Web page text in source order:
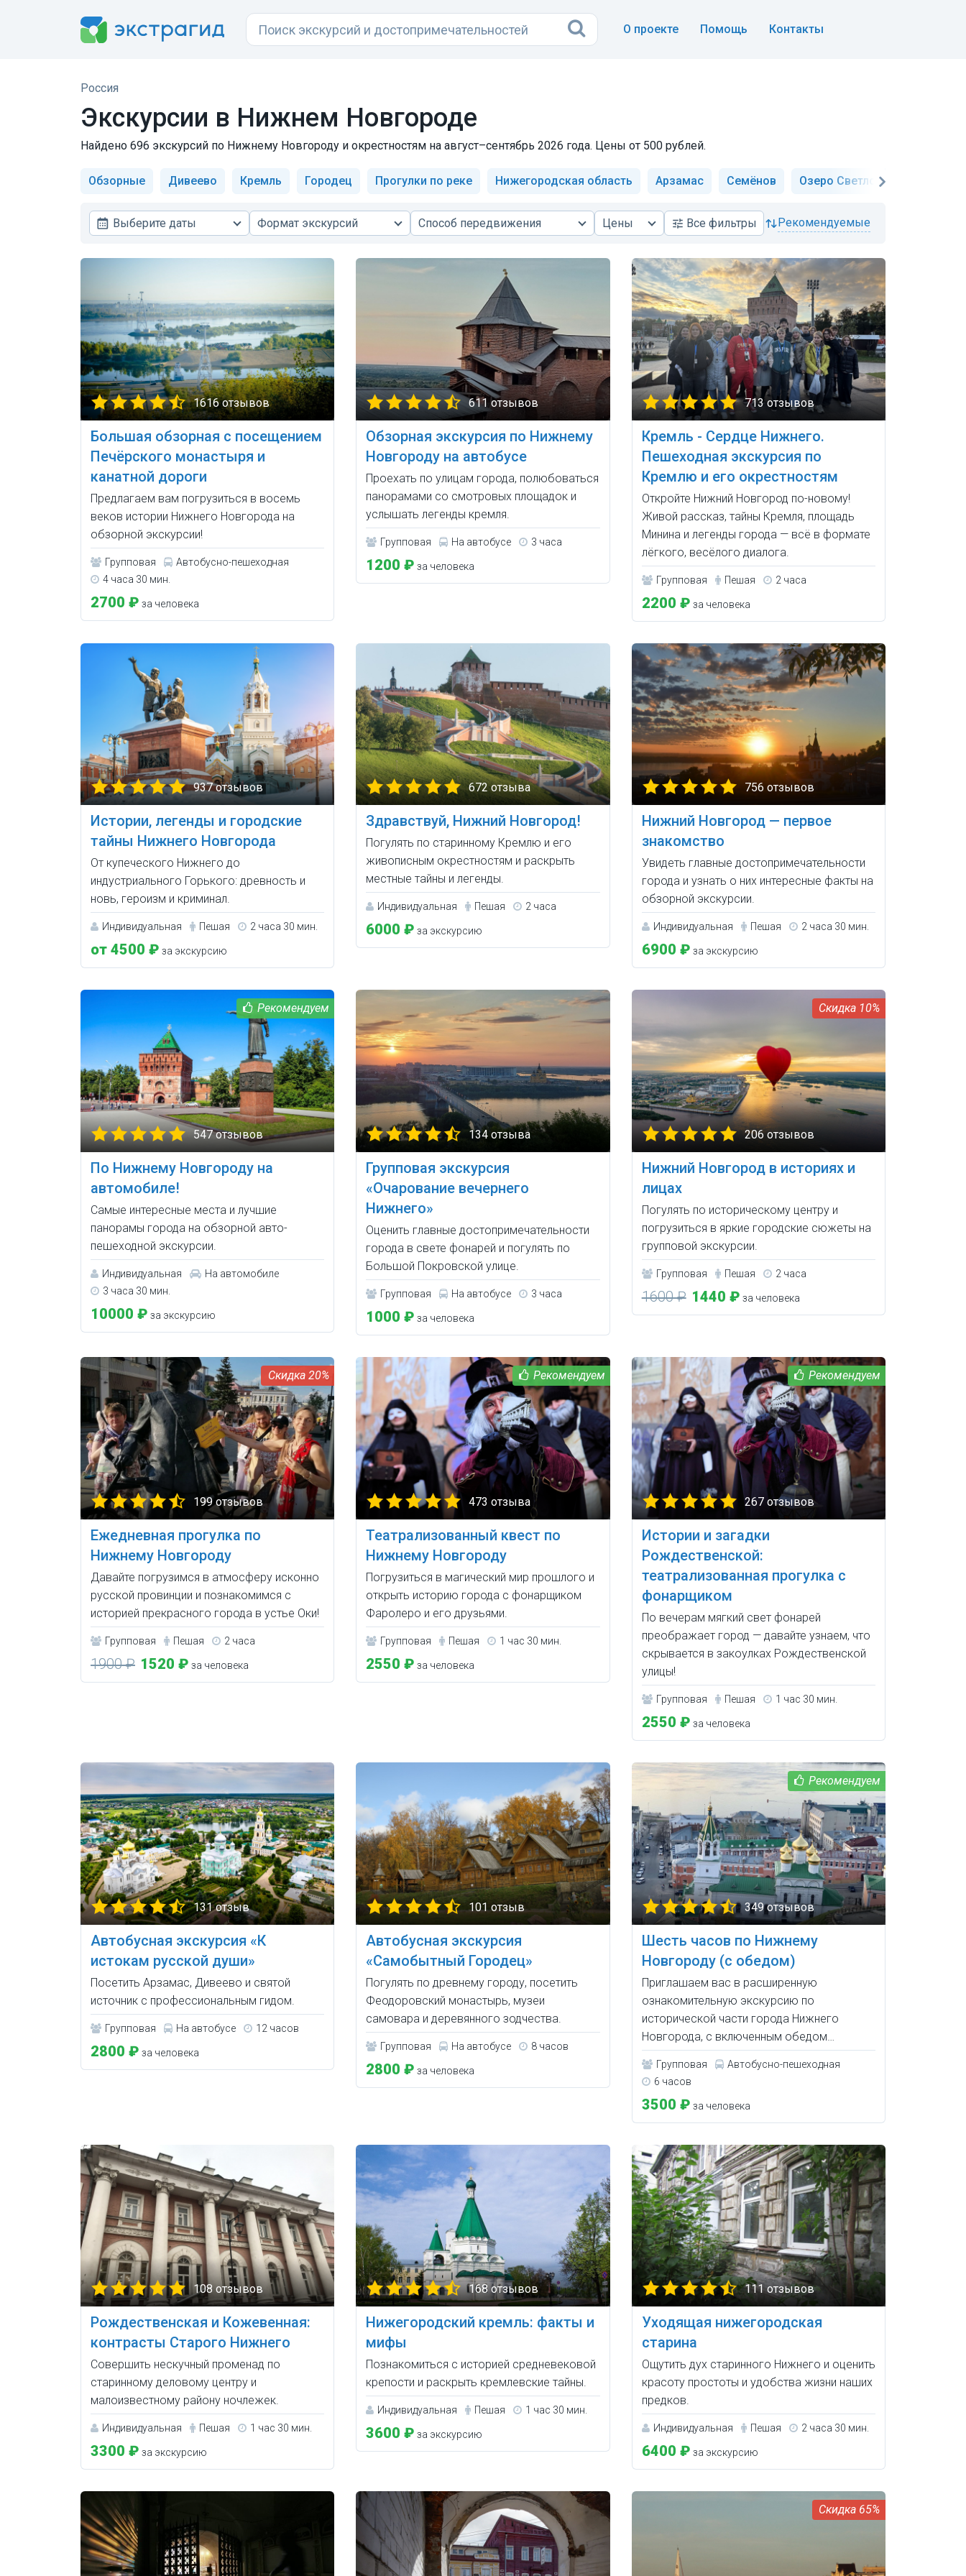
О проекте Помощь Контакты
Россия
Экскурсии в Нижнем Новгороде
Найдено 696 экскурсий по Нижнему Новгороду и окрестностям на август–сентябрь 2026 года. Цены от 500 рублей.
Обзорные Дивеево Кремль Городец Прогулки по реке Нижегородская область Арзамас Семёнов Озеро Светлояр
Выберите даты Формат экскурсий Способ передвижения Цены Всефильтры рекомендуемые
1616 отзывов
Большая обзорная с посещением
Печёрского монастыря и
канатной дороги
Предлагаем вам погрузиться в восемь
веков истории Нижнего Новгорода на
обзорной экскурсии!
Групповая
Автобусно-пешеходная
4 часа 30 мин.
2700 ₽ за человека
611 отзывов
Обзорная экскурсия по Нижнему
Новгороду на автобусе
Проехать по улицам города, полюбоваться
панорамами со смотровых площадок и
услышать легенды кремля.
Групповая На автобусе 3 часа
1200 ₽ за человека
713 отзывов
Кремль - Сердце Нижнего.
Пешеходная экскурсия по
Кремлю и его окрестностям
Откройте Нижний Новгород по-новому!
Живой рассказ, тайны Кремля, площадь
Минина и легенды города — всё в формате
лёгкого, весёлого диалога.
Групповая Пешая 2 часа
2200 ₽ за человека
937 отзывов
Истории, легенды и городские
тайны Нижнего Новгорода
От купеческого Нижнего до
индустриального Горького: древность и
новь, героизм и криминал.
Индивидуальная Пешая 2 часа 30 мин.
от 4500 ₽ за экскурсию
672 отзыва
Здравствуй, Нижний Новгород!
Погулять по старинному Кремлю и его
живописным окрестностям и раскрыть
местные тайны и легенды.
Индивидуальная Пешая 2 часа
6000 ₽ за экскурсию
756 отзывов
Нижний Новгород — первое
знакомство
Увидеть главные достопримечательности
города и узнать о них интересные факты на
обзорной экскурсии.
Индивидуальная Пешая 2 часа 30 мин.
6900 ₽ за экскурсию
547 отзывов
По Нижнему Новгороду на
автомобиле!
Самые интересные места и лучшие
панорамы города на обзорной авто-
пешеходной экскурсии.
Индивидуальная
На автомобиле
3 часа 30 мин.
10000 ₽ за экскурсию
134 отзыва
Групповая экскурсия
«Очарование вечернего
Нижнего»
Оценить главные достопримечательности
города в свете фонарей и погулять по
Большой Покровской улице.
Групповая На автобусе 3 часа
1000 ₽ за человека
10%
206 отзывов
Нижний Новгород в историях и
лицах
Погулять по историческому центру и
погрузиться в яркие городские сюжеты на
групповой экскурсии.
Групповая Пешая 2 часа
1600 ₽ 1440 ₽ за человека
20%
199 отзывов
Ежедневная прогулка по
Нижнему Новгороду
Давайте погрузимся в атмосферу исконно
русской провинции и познакомимся с
историей прекрасного города в устье Оки!
Групповая Пешая 2 часа
1900 ₽ 1520 ₽ за человека
473 отзыва
Театрализованный квест по
Нижнему Новгороду
Погрузиться в магический мир прошлого и
открыть историю города с фонарщиком
Фаролеро и его друзьями.
Групповая Пешая 1 час 30 мин.
2550 ₽ за человека
267 отзывов
Истории и загадки
Рождественской:
театрализованная прогулка с
фонарщиком
По вечерам мягкий свет фонарей
преображает город — давайте узнаем, что
скрывается в закоулках Рождественской
улицы!
Групповая Пешая 1 час 30 мин.
2550 ₽ за человека
131 отзыв
Автобусная экскурсия «К
истокам русской души»
Посетить Арзамас, Дивеево и святой
источник с профессиональным гидом.
Групповая На автобусе 12 часов
2800 ₽ за человека
101 отзыв
Автобусная экскурсия
«Самобытный Городец»
Погулять по древнему городу, посетить
Феодоровский монастырь, музеи
самовара и деревянного зодчества.
Групповая На автобусе 8 часов
2800 ₽ за человека
349 отзывов
Шесть часов по Нижнему
Новгороду (с обедом)
Приглашаем вас в расширенную
ознакомительную экскурсию по
исторической части города Нижнего
Новгорода, с включенным обедом…
Групповая
Автобусно-пешеходная
6 часов
3500 ₽ за человека
108 отзывов
Рождественская и Кожевенная:
контрасты Старого Нижнего
Совершить нескучный променад по
старинному деловому центру и
малоизвестному району ночлежек.
Индивидуальная Пешая 1 час 30 мин.
3300 ₽ за экскурсию
168 отзывов
Нижегородский кремль: факты и
мифы
Познакомиться с историей средневековой
крепости и раскрыть кремлевские тайны.
Индивидуальная Пешая 1 час 30 мин.
3600 ₽ за экскурсию
111 отзывов
Уходящая нижегородская
старина
Ощутить дух старинного Нижнего и оценить
красоту простоты и удобства жизни наших
предков.
Индивидуальная Пешая 2 часа 30 мин.
6400 ₽ за экскурсию
65%